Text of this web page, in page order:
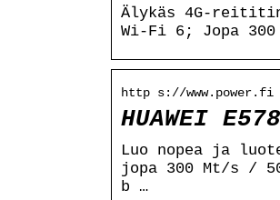
Älykäs 4G-
Wi-Fi 6; Jopa
http s://
HUAWEI
Luo nopea ja
jopa 300 Mt/s /
b …